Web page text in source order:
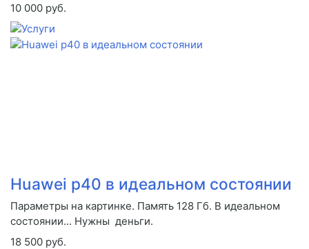
10 000 руб.
Huawei p40 в идеальном состоянии
Параметры на картинке. Память 128 Гб. В идеальном
состоянии... Нужны деньги.
18 500 руб.